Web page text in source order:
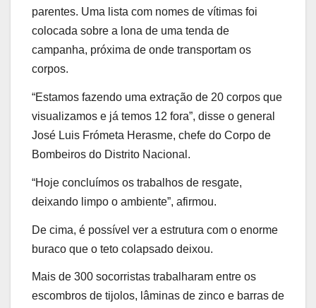
parentes. Uma lista com nomes de vítimas foi
colocada sobre a lona de uma tenda de
campanha, próxima de onde transportam os
corpos.
“Estamos fazendo uma extração de 20 corpos que
visualizamos e já temos 12 fora”, disse o general
José Luis Frómeta Herasme, chefe do Corpo de
Bombeiros do Distrito Nacional.
“Hoje concluímos os trabalhos de resgate,
deixando limpo o ambiente”, afirmou.
De cima, é possível ver a estrutura com o enorme
buraco que o teto colapsado deixou.
Mais de 300 socorristas trabalharam entre os
escombros de tijolos, lâminas de zinco e barras de